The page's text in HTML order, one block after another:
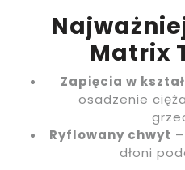
Matrix
Zapięcia w
osadzenie
Ryflowany chwyt
dłoni